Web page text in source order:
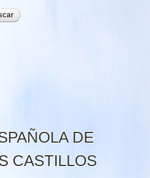
al
DE
CASTILLOS